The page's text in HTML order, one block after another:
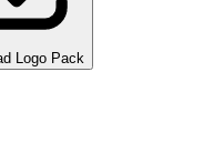
Logo Pack